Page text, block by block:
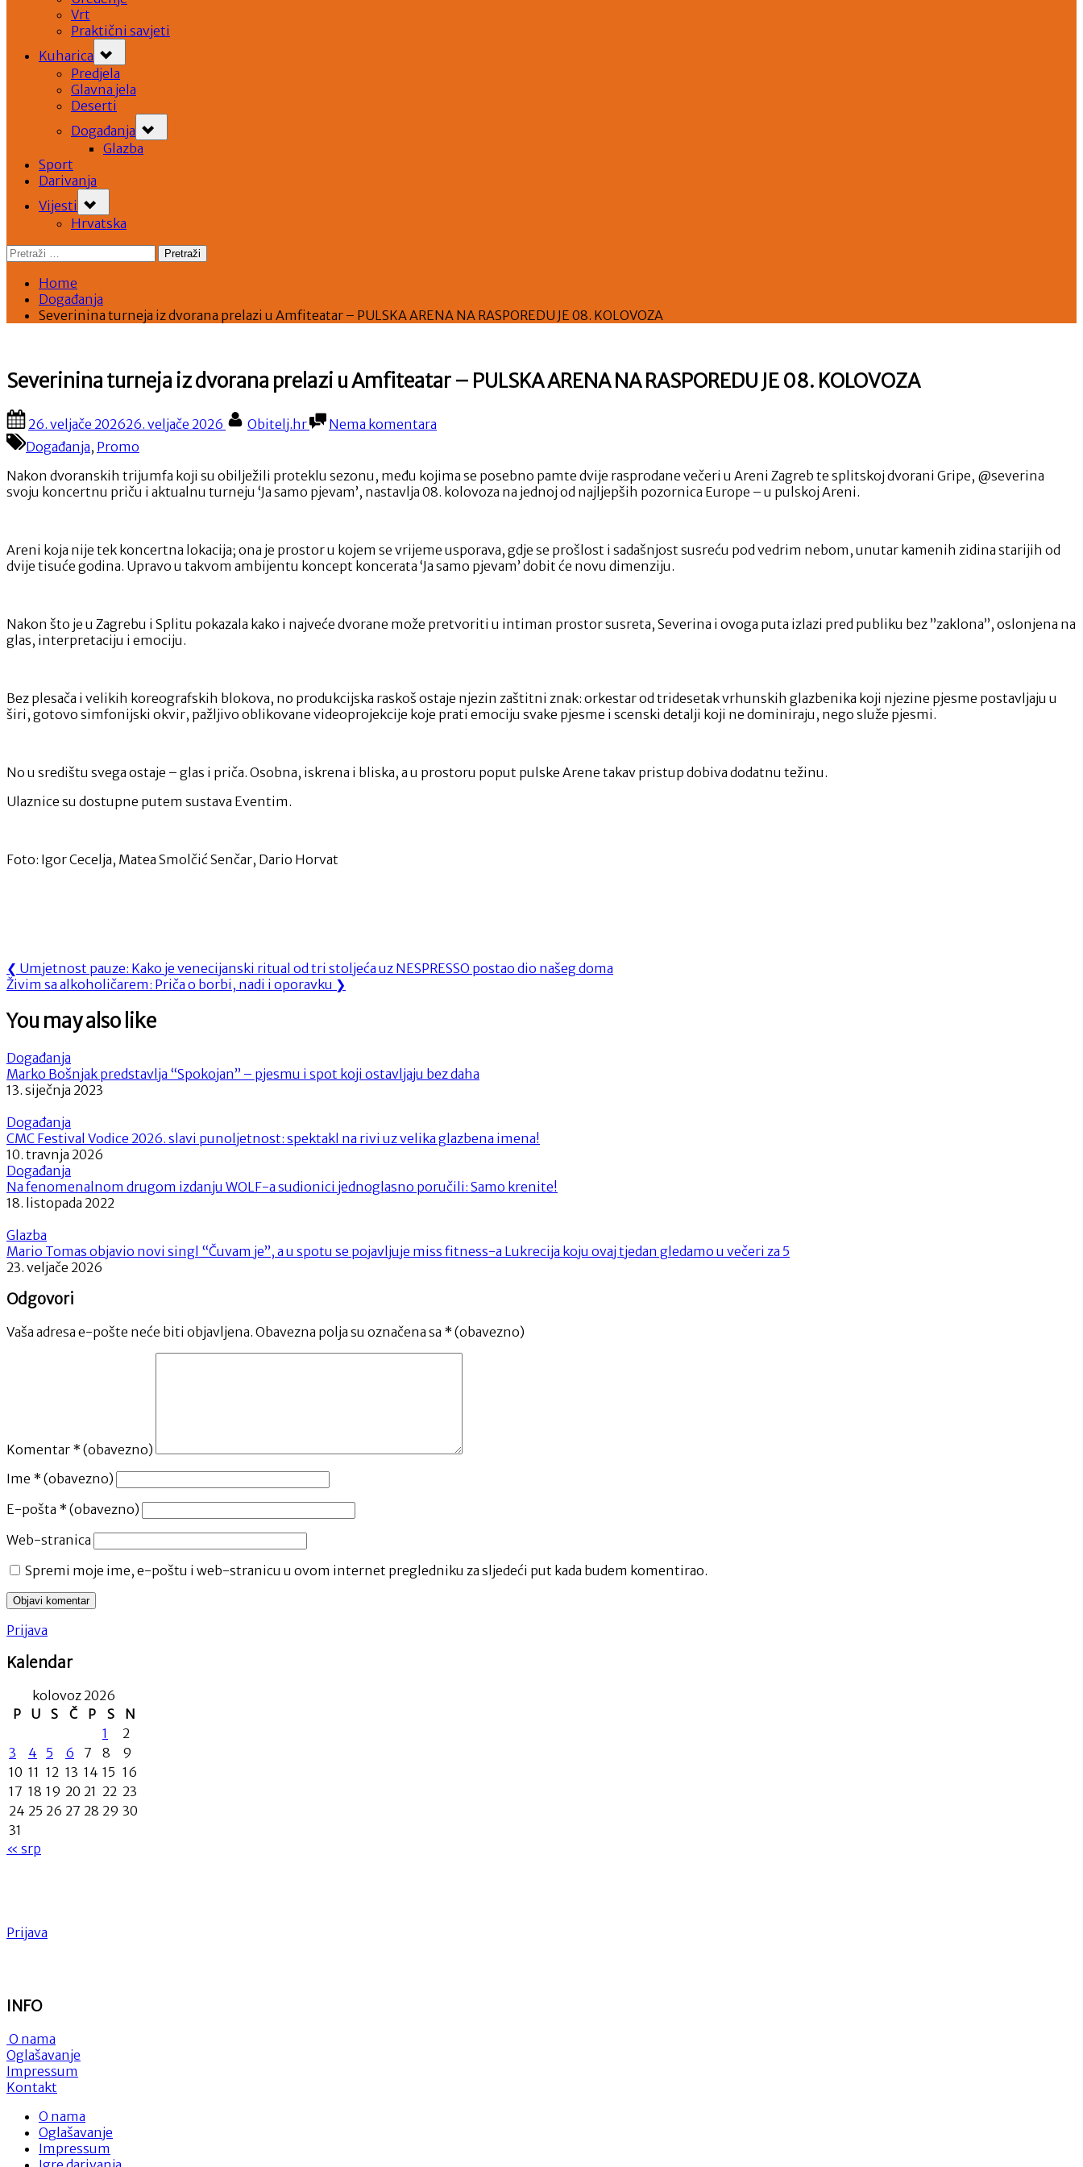
Vrt
Praktični savjeti
Kuharica
sub-
menu
Predjela
Glavna jela
Deserti
Događanja
sub-
menu
Glazba
Sport
Darivanja
Vijesti
sub-
menu
Hrvatska
Pretraži:
Home
Događanja
Severinina turneja iz dvorana prelazi u Amfiteatar – PULSKA ARENA NA RASPOREDU JE 08. KOLOVOZA
Severinina turneja iz dvorana prelazi u Amfiteatar – PULSKA ARENA NA RASPOREDU JE 08. KOLOVOZA
Posted
on
26. veljače 202626. veljače 2026 By
Obitelj.hr Nema komentara
Severinina
dvorana
prelazi
–
PULSKA
ARENA
JE
Događanja, Promo
Nakon dvoranskih trijumfa koji su obilježili proteklu sezonu, među kojima se posebno pamte dvije rasprodane večeri u Areni Zagreb te splitskoj dvorani Gripe, @severina
svoju koncertnu priču i aktualnu turneju ‘Ja samo pjevam’, nastavlja 08. kolovoza na jednoj od najljepših pozornica Europe – u pulskoj Areni.
Areni koja nije tek koncertna lokacija; ona je prostor u kojem se vrijeme usporava, gdje se prošlost i sadašnjost susreću pod vedrim nebom, unutar kamenih zidina starijih od
dvije tisuće godina. Upravo u takvom ambijentu koncept koncerata ‘Ja samo pjevam’ dobit će novu dimenziju.
Nakon što je u Zagrebu i Splitu pokazala kako i najveće dvorane može pretvoriti u intiman prostor susreta, Severina i ovoga puta izlazi pred publiku bez ”zaklona”, oslonjena na
glas, interpretaciju i emociju.
Bez plesača i velikih koreografskih blokova, no produkcijska raskoš ostaje njezin zaštitni znak: orkestar od tridesetak vrhunskih glazbenika koji njezine pjesme postavljaju u
širi, gotovo simfonijski okvir, pažljivo oblikovane videoprojekcije koje prati emociju svake pjesme i scenski detalji koji ne dominiraju, nego služe pjesmi.
No u središtu svega ostaje – glas i priča. Osobna, iskrena i bliska, a u prostoru poput pulske Arene takav pristup dobiva dodatnu težinu.
Ulaznice su dostupne putem sustava Eventim.
Foto: Igor Cecelja, Matea Smolčić Senčar, Dario Horvat
Navigacija
objava
❮ Previous
Post:
Umjetnost pauze: Kako je venecijanski ritual od tri stoljeća uz NESPRESSO postao dio našeg doma
Next
Živim sa alkoholičarem: Priča o borbi, nadi i oporavku ❯
You may also like
Događanja
Marko Bošnjak predstavlja “Spokojan” – pjesmu i spot koji ostavljaju bez daha
13. siječnja 2023
Događanja
CMC Festival Vodice 2026. slavi punoljetnost: spektakl na rivi uz velika glazbena imena!
10. travnja 2026
Događanja
Na fenomenalnom drugom izdanju WOLF-a sudionici jednoglasno poručili: Samo krenite!
18. listopada 2022
Glazba
Mario Tomas objavio novi singl “Čuvam je”, a u spotu se pojavljuje miss fitness-a Lukrecija koju ovaj tjedan gledamo u večeri za 5
23. veljače 2026
Odgovori
Vaša adresa e-pošte neće biti objavljena. Obavezna polja su označena sa * (obavezno)
Komentar * (obavezno)
Ime * (obavezno)
E-pošta * (obavezno)
Web-stranica
Spremi moje ime, e-poštu i web-stranicu u ovom internet pregledniku za sljedeći put kada budem komentirao.
Prijava
Kalendar
kolovoz 2026
P
U S Č P S
N
1
2
3
4 5 6 7 8
9
10 11 12 13 14 15 16
17 18 19 20 21 22 23
24 25 26 27 28 29 30
31
« srp
Prijava
INFO
O nama
Oglašavanje
Impressum
Kontakt
O nama
Oglašavanje
Impressum